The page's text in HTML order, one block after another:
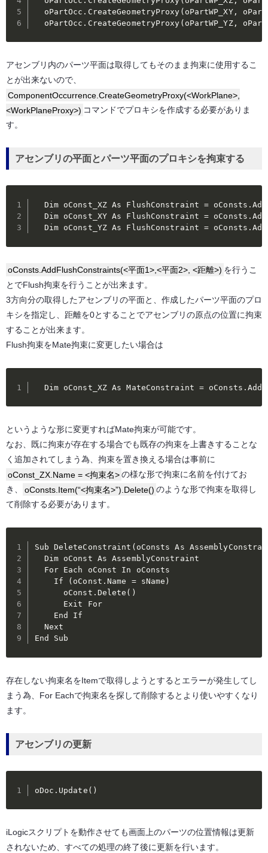
oPartOcc.CreateGeometryProxy(oPartWP_XY,
oPartOcc.CreateGeometryProxy(oPartWP_YZ,
アセンブリ内のパーツ平面は取得してもそのまま拘束に使用するこ
とが出来ないので、
ComponentOccurrence.CreateGeometryProxy(<WorkPlane>,
<WorkPlaneProxy>) コマンドでプロキシを作成する必要がありま
す。
アセンブリの平面とパーツ平面のプロキシを拘束する
Dim oConst_XZ As FlushConstraint =
Dim oConst_XY As FlushConstraint =
Dim oConst_YZ As FlushConstraint =
oConsts.AddFlushConstraints(<平面1>,<平面2>, <距離>) を行うこ
とでFlush拘束を行うことが出来ます。
3方向分の取得したアセンブリの平面と、作成したパーツ平面のプロ
キシを指定し、距離を0とすることでアセンブリの原点の位置に拘束
することが出来ます。
Flush拘束をMate拘束に変更したい場合は
Dim oConst_XZ As MateConstraint =
というような形に変更すればMate拘束が可能です。
なお、既に拘束が存在する場合でも既存の拘束を上書きすることな
く追加されてしまう為、拘束を置き換える場合は事前に
oConst_ZX.Name = <拘束名> の様な形で拘束に名前を付けてお
き、
oConsts.Item(“<拘束名>”).Delete() のような形で拘束を取得し
て削除する必要があります。
Sub DeleteConstraint(oConsts As
  Dim oConst As AssemblyConstraint
  For Each oConst In oConsts
    If (oConst.Name = sName)
      oConst.Delete()
      Exit For
    End If
  Next
End Sub
存在しない拘束名をItemで取得しようとするとエラーが発生してし
まう為、For Eachで拘束名を探して削除するとより使いやすくなり
ます。
アセンブリの更新
oDoc.Update()
iLogicスクリプトを動作させても画面上のパーツの位置情報は更新
されないため、すべての処理の終了後に更新を行います。